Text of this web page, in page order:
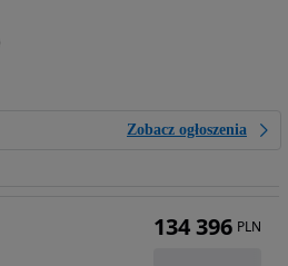
Zobacz ogłoszenia
134 396 PLN